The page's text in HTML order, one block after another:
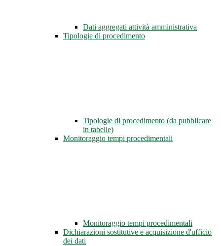
Dati aggregati attività amministrativa
Tipologie di procedimento
Tipologie di procedimento (da pubblicare
in tabelle)
Monitoraggio tempi procedimentali
Monitoraggio tempi procedimentali
Dichiarazioni sostitutive e acquisizione d'ufficio
dei dati